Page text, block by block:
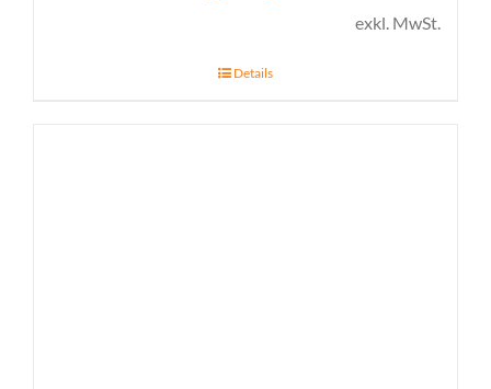
exkl. MwSt.
Details